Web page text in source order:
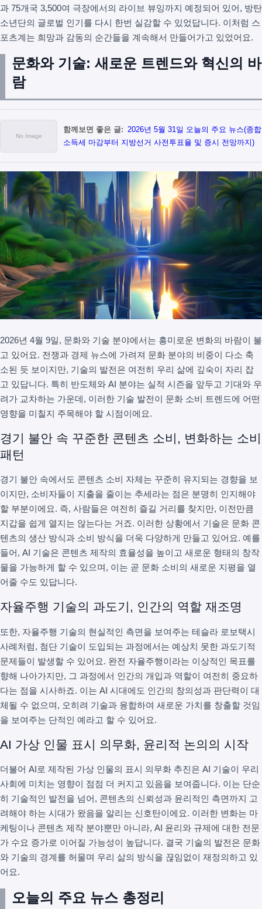
과 75개국 3,500여 극장에서의 라이브 뷰잉까지 예정되어 있어, 방탄
소년단의 글로벌 인기를 다시 한번 실감할 수 있었답니다. 이처럼 스
포츠계는 희망과 감동의 순간들을 계속해서 만들어가고 있었어요.
문화와 기술: 새로운 트렌드와 혁신의 바
람
함께보면 좋은 글: 2026년 5월 31일 오늘의 주요 뉴스(종합
소득세 마감부터 지방선거 사전투표율 및 증시 전망까지)
2026년 4월 9일, 문화와 기술 분야에서는 흥미로운 변화의 바람이 불
고 있어요. 전쟁과 경제 뉴스에 가려져 문화 분야의 비중이 다소 축
소된 듯 보이지만, 기술의 발전은 여전히 우리 삶에 깊숙이 자리 잡
고 있답니다. 특히 반도체와 AI 분야는 실적 시즌을 앞두고 기대와 우
려가 교차하는 가운데, 이러한 기술 발전이 문화 소비 트렌드에 어떤
영향을 미칠지 주목해야 할 시점이에요.
경기 불안 속 꾸준한 콘텐츠 소비, 변화하는 소비
패턴
경기 불안 속에서도 콘텐츠 소비 자체는 꾸준히 유지되는 경향을 보
이지만, 소비자들이 지출을 줄이는 추세라는 점은 분명히 인지해야
할 부분이에요. 즉, 사람들은 여전히 즐길 거리를 찾지만, 이전만큼
지갑을 쉽게 열지는 않는다는 거죠. 이러한 상황에서 기술은 문화 콘
텐츠의 생산 방식과 소비 방식을 더욱 다양하게 만들고 있어요. 예를
들어, AI 기술은 콘텐츠 제작의 효율성을 높이고 새로운 형태의 창작
물을 가능하게 할 수 있으며, 이는 곧 문화 소비의 새로운 지평을 열
어줄 수도 있답니다.
자율주행 기술의 과도기, 인간의 역할 재조명
또한, 자율주행 기술의 현실적인 측면을 보여주는 테슬라 로보택시
사례처럼, 첨단 기술이 도입되는 과정에서는 예상치 못한 과도기적
문제들이 발생할 수 있어요. 완전 자율주행이라는 이상적인 목표를
향해 나아가지만, 그 과정에서 인간의 개입과 역할이 여전히 중요하
다는 점을 시사하죠. 이는 AI 시대에도 인간의 창의성과 판단력이 대
체될 수 없으며, 오히려 기술과 융합하여 새로운 가치를 창출할 것임
을 보여주는 단적인 예라고 할 수 있어요.
AI 가상 인물 표시 의무화, 윤리적 논의의 시작
더불어 AI로 제작된 가상 인물의 표시 의무화 추진은 AI 기술이 우리
사회에 미치는 영향이 점점 더 커지고 있음을 보여줍니다. 이는 단순
히 기술적인 발전을 넘어, 콘텐츠의 신뢰성과 윤리적인 측면까지 고
려해야 하는 시대가 왔음을 알리는 신호탄이에요. 이러한 변화는 마
케팅이나 콘텐츠 제작 분야뿐만 아니라, AI 윤리와 규제에 대한 전문
가 수요 증가로 이어질 가능성이 높답니다. 결국 기술의 발전은 문화
와 기술의 경계를 허물며 우리 삶의 방식을 끊임없이 재정의하고 있
어요.
오늘의 주요 뉴스 총정리